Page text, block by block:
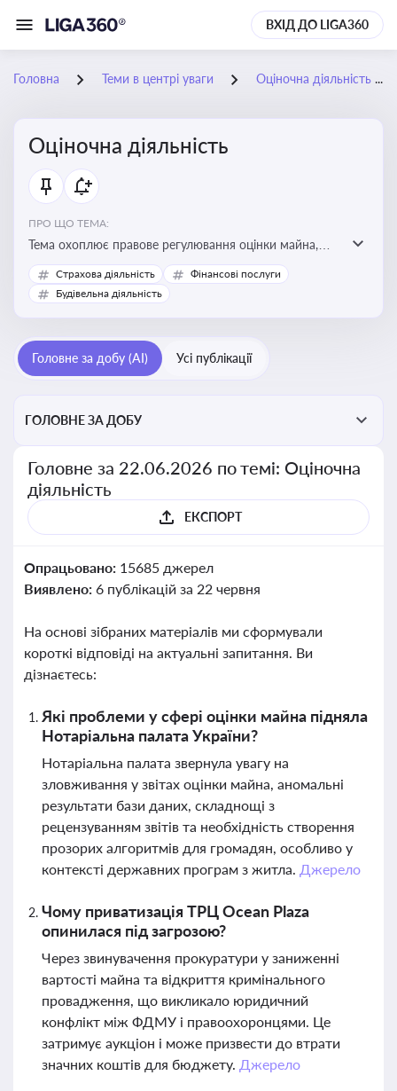
ВХІД ДО LIGA360
Головна Теми в центрі уваги Оціночна діяльність
Оціночна діяльність
ПРО ЩО ТЕМА:
Тема охоплює правове регулювання оцінки майна,
майнових прав і професійної діяльності оцінювачів,
включно з кваліфікаційними вимогами, звітністю та
корисне для власника бізнесу, керівника, юриста або
бухгалтера під час оподаткування, приватизації,
перевірки статусу суб'єктів оціночної діяльності
Страхова діяльність
Фінансові послуги
Будівельна діяльність
Головне за добу (AI) Усі публікації
ГОЛОВНЕ ЗА ДОБУ
Головне за 22.06.2026 по темі: Оціночна
діяльність
ЕКСПОРТ
Опрацьовано: 15685 джерел
Виявлено: 6 публікацій за 22 червня
На основі зібраних матеріалів ми сформували
короткі відповіді на актуальні запитання. Ви
дізнаєтесь:
Які проблеми у сфері оцінки майна підняла
Нотаріальна палата України?
Нотаріальна палата звернула увагу на
зловживання у звітах оцінки майна, аномальні
результати бази даних, складнощі з
рецензуванням звітів та необхідність створення
прозорих алгоритмів для громадян, особливо у
контексті державних програм з житла. Джерело
Чому приватизація ТРЦ Ocean Plaza
опинилася під загрозою?
Через звинувачення прокуратури у заниженні
вартості майна та відкриття кримінального
провадження, що викликало юридичний
конфлікт між ФДМУ і правоохоронцями. Це
затримує аукціон і може призвести до втрати
значних коштів для бюджету. Джерело